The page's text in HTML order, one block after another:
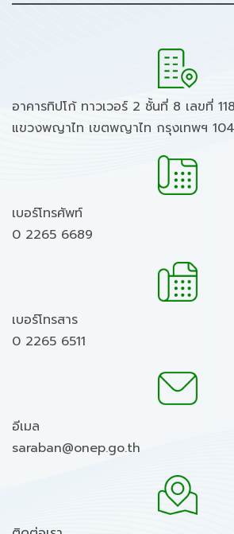
อาคารทิปโก้ ทาวเวอร์ 2 ชั้นที่ 8 เลขที่
แขวงพญาไท เขตพญาไท กรุงเทพฯ
เบอร์โทรศัพท์
0 2265 6689
เบอร์โทรสาร
0 2265 6511
อีเมล
saraban@onep.go.th